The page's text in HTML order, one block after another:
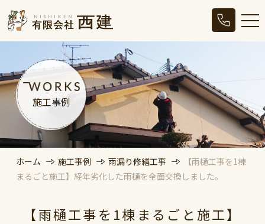
施工事例
ホーム 施工事例 雨漏り修繕工事
【雨樋工事を1棟
まるごと施工】経年劣化した雨樋を全面交換しました。
【雨樋工事を1棟まるごと施工】